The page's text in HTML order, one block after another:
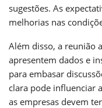
sugestões. As
melhorias nas
Além disso, a reunião
apresentem dados e
para embasar
clara pode influenciar
as empresas devem